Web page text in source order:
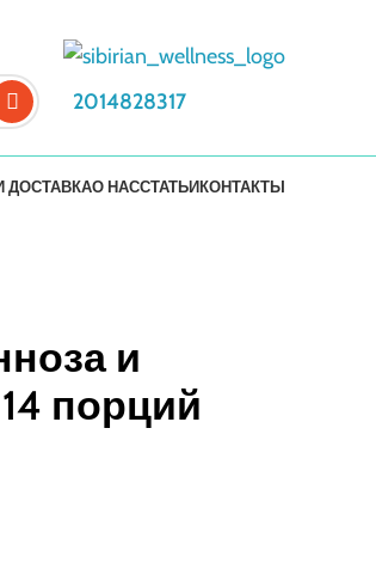
2014828317
ДОСТАВКАО НАССТАТЬИКОНТАКТЫ
и
порций